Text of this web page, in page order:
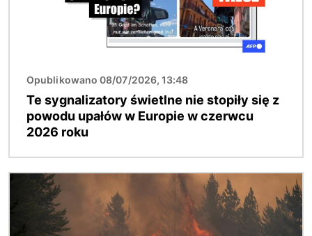
Opublikowano 08/07/2026, 13:48
Te sygnalizatory świetlne nie stopiły się z
powodu upałów w Europie w czerwcu
2026 roku
Obraz